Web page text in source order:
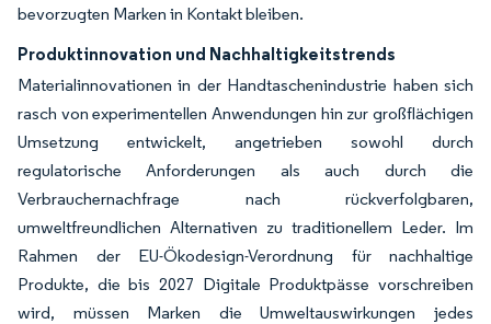
bevorzugten Marken in Kontakt bleiben.
Produktinnovation und Nachhaltigkeitstrends
Materialinnovationen in der Handtaschenindustrie haben sich
rasch von experimentellen Anwendungen hin zur großflächigen
Umsetzung entwickelt, angetrieben sowohl durch
regulatorische Anforderungen als auch durch die
Verbrauchernachfrage nach rückverfolgbaren,
umweltfreundlichen Alternativen zu traditionellem Leder. Im
Rahmen der EU-Ökodesign-Verordnung für nachhaltige
Produkte, die bis 2027 Digitale Produktpässe vorschreiben
wird, müssen Marken die Umweltauswirkungen jedes